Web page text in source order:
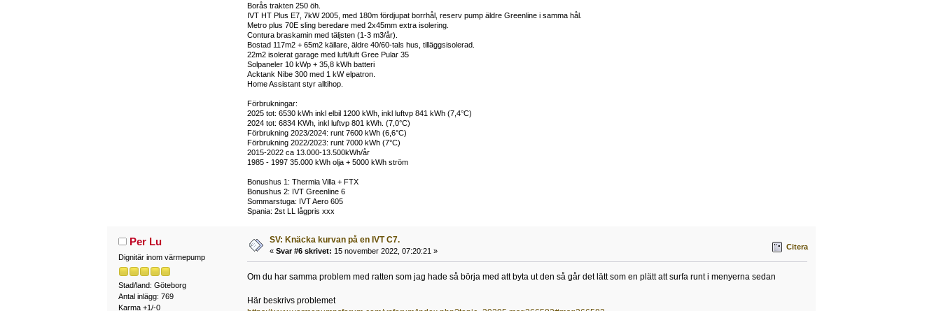
Borås trakten 250 öh.
IVT HT Plus E7, 7kW 2005, med 180m fördjupat borrhål, reserv pump äldre Greenline i samma hål.
Metro plus 70E sling beredare med 2x45mm extra isolering.
Contura braskamin med täljsten (1-3 m3/år).
Bostad 117m2 + 65m2 källare, äldre 40/60-tals hus, tilläggsisolerad.
22m2 isolerat garage med luft/luft Gree Pular 35
Solpaneler 10 kWp + 35,8 kWh batteri
Acktank Nibe 300 med 1 kW elpatron.
Home Assistant styr alltihop.
Förbrukningar:
2025 tot: 6530 kWh inkl elbil 1200 kWh, inkl luftvp 841 kWh (7,4°C)
2024 tot: 6834 KWh, inkl luftvp 801 kWh. (7,0°C)
Förbrukning 2023/2024: runt 7600 kWh (6,6°C)
Förbrukning 2022/2023: runt 7000 kWh (7°C)
2015-2022 ca 13.000-13.500kWh/år
1985 - 1997 35.000 kWh olja + 5000 kWh ström
Bonushus 1: Thermia Villa + FTX
Bonushus 2: IVT Greenline 6
Sommarstuga: IVT Aero 605
Spania: 2st LL lågpris xxx
Per Lu
Dignitär inom värmepump
Stad/land: Göteborg
Antal inlägg: 769
Karma +1/-0
SV: Knäcka kurvan på en IVT C7.
« Svar #6 skrivet: 15 november 2022, 07:20:21 » Citera
Om du har samma problem med ratten som jag hade så börja med att byta ut den så går det lätt som en plätt att surfa runt i menyerna sedan
Här beskrivs problemet